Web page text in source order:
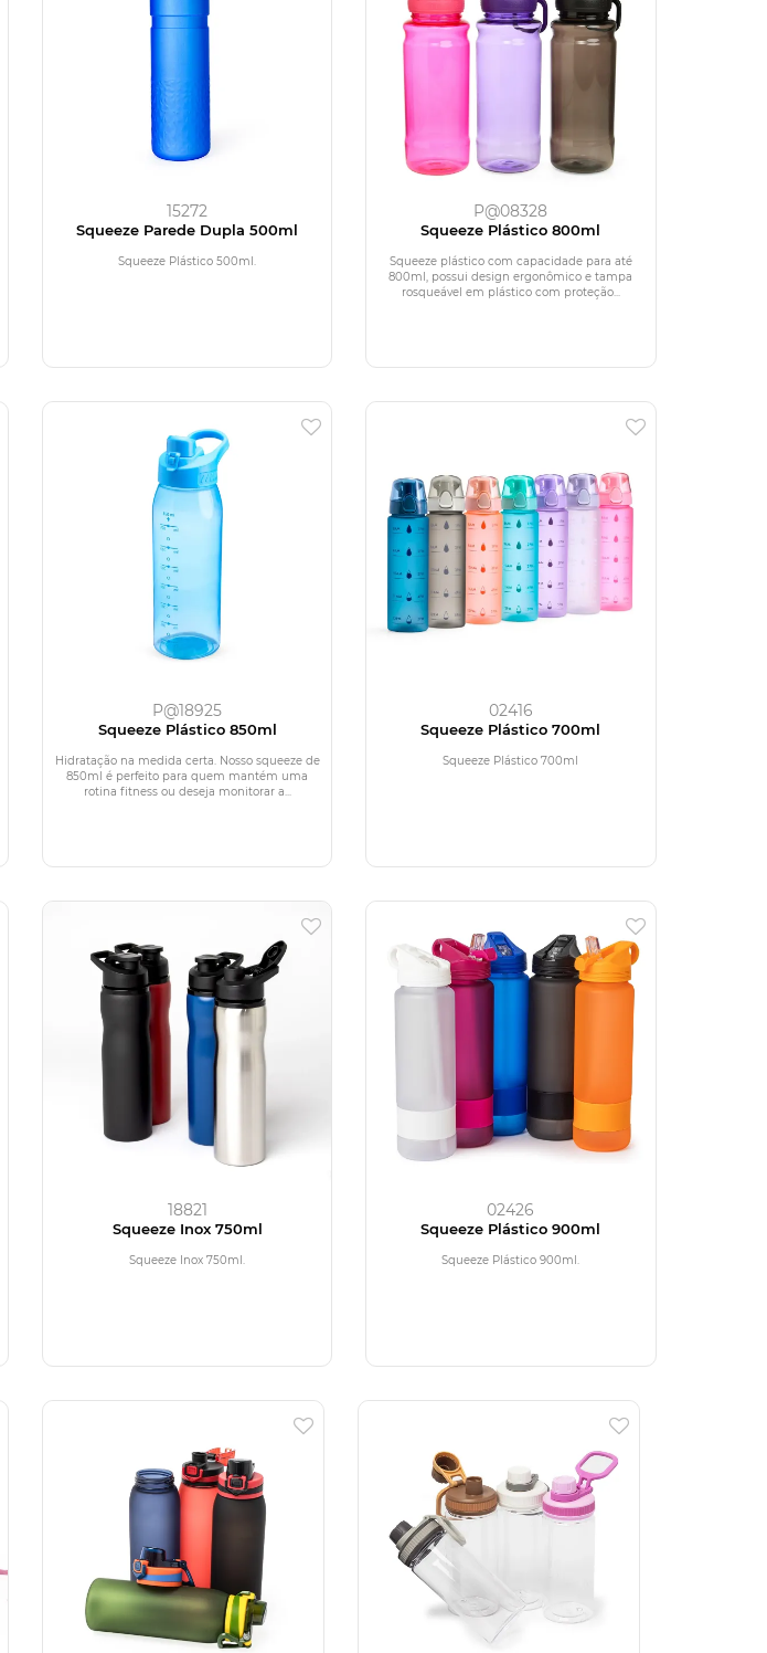
15272
Squeeze Parede Dupla 500ml
Squeeze Plástico 500ml.
P@08328
Squeeze Plástico 800ml
Squeeze plástico com capacidade para até
800ml, possui design ergonômico e tampa
rosqueável em plástico com proteção...
P@18925
Squeeze Plástico 850ml
Hidratação na medida certa. Nosso squeeze de
850ml é perfeito para quem mantém uma
rotina fitness ou deseja monitorar a...
02416
Squeeze Plástico 700ml
Squeeze Plástico 700ml
18821
Squeeze Inox 750ml
Squeeze Inox 750ml.
02426
Squeeze Plástico 900ml
Squeeze Plástico 900ml.